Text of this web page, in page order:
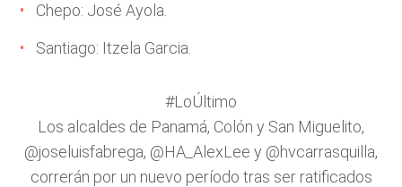
Chepo: José Ayola.
Santiago: Itzela Garcia.
#LoÚltimo
Los alcaldes de Panamá, Colón y San Miguelito,
@joseluisfabrega, @HA_AlexLee y @hvcarrasquilla,
correrán por un nuevo período tras ser ratificados